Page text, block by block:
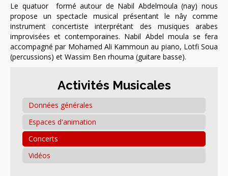
Le quatuor formé autour de Nabil Abdelmoula (nay) nous
propose un spectacle musical présentant le nây comme
instrument concertiste interprétant des musiques arabes
improvisées et contemporaines. Nabil Abdel moula se fera
accompagné par Mohamed Ali Kammoun au piano, Lotfi Soua
(percussions) et Wassim Ben rhouma (guitare basse).
Activités Musicales
Données générales
Espaces d'animation
Concerts
Vidéos